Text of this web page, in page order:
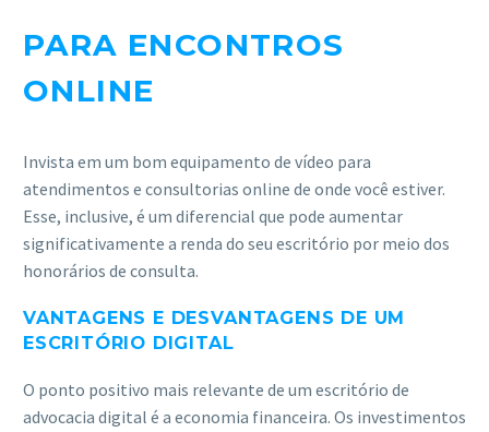
PARA ENCONTROS
ONLINE
Invista em um bom equipamento de vídeo para
atendimentos e consultorias online de onde você estiver.
Esse, inclusive, é um diferencial que pode aumentar
significativamente a renda do seu escritório por meio dos
honorários de consulta.
VANTAGENS E DESVANTAGENS DE UM
ESCRITÓRIO DIGITAL
O ponto positivo mais relevante de um escritório de
advocacia digital é a economia financeira. Os investimentos